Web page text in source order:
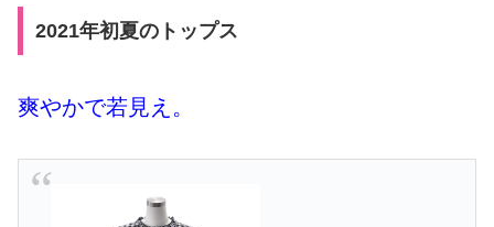
2021年初夏のトップス
爽やかで若見え。